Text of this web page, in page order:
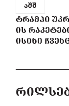
აშშ
ᲢᲠᲐᲛᲞᲘ
ᲘᲡ
ᲘᲡᲘᲜᲘ